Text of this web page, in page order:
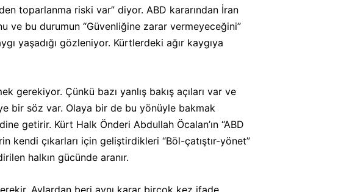
toparlanma riski var” diyor. ABD kararından İran
ve bu durumun “Güvenliğine zarar vermeyeceğini”
yaşadığı gözleniyor. Kürtlerdeki ağır kaygıya
gerekiyor. Çünkü bazı yanlış bakış açıları var ve
bir söz var. Olaya bir de bu yönüyle bakmak
getirir. Kürt Halk Önderi Abdullah Öcalan’ın “ABD
kendi çıkarları için geliştirdikleri “Böl-çatıştır-yönet”
halkın gücünde aranır.
Aylardan beri aynı karar birçok kez ifade